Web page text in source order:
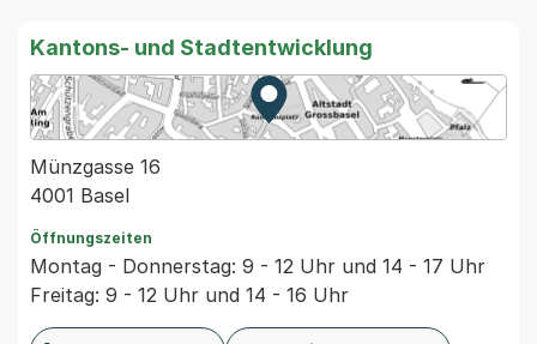
Kantons- und Stadtentwicklung
Zur Karte von MapBS.
Externer Link, wird in einem
Münzgasse 16
4001 Basel
Öffnungszeiten
Montag - Donnerstag: 9 - 12 Uhr und 14 - 17 Uhr
Freitag: 9 - 12 Uhr und 14 - 16 Uhr